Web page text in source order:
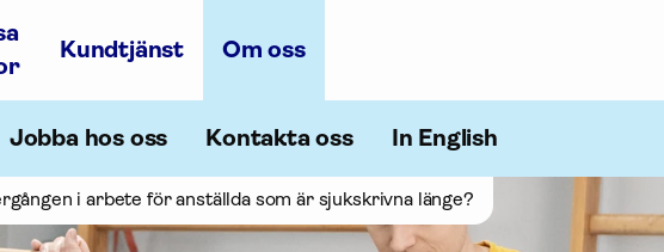
Kundtjänst Om oss
Jobba hos oss Kontakta oss In English
i arbete för anställda som är sjukskrivna länge?